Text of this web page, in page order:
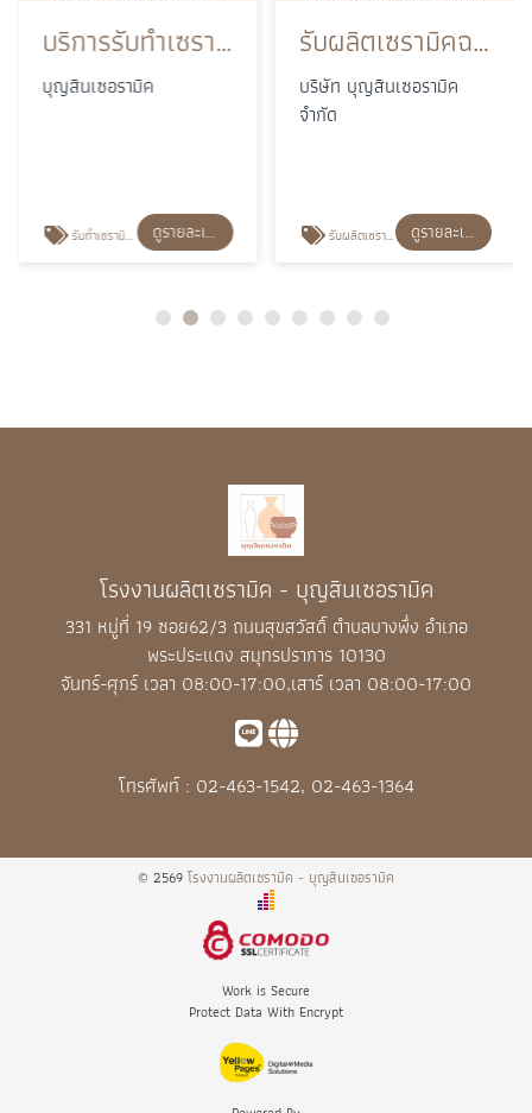
บริการรับทำเซรามิคตามแบบ (OEM) ผลิตชิ้นงานตามสเปค
บุญสินเซอรามิค
รับทําเซรามิคตามแบบ ดูรายละเอียด
รับผลิตเซรามิคฉนวนกันความร้อน และฉนวนไฟฟ้าอุตสาหกรรม
บริษัท บุญสินเซอรามิค
จำกัด
รับผลิตเซรามิคฉนวนกันความร้อน ดูรายละเอียด
โรงงานผลิตเซรามิค - บุญสินเซอรามิค
331 หมู่ที่ 19 ซอย62/3 ถนนสุขสวัสดิ์ ตำบลบางพึ่ง อำเภอ
พระประแดง สมุทรปราการ 10130
จันทร์-ศุกร์ เวลา 08:00-17:00,เสาร์ เวลา 08:00-17:00
โทรศัพท์ : 02-463-1542, 02-463-1364
© 2569 โรงงานผลิตเซรามิค - บุญสินเซอรามิค
Work is Secure
Protect Data With Encrypt